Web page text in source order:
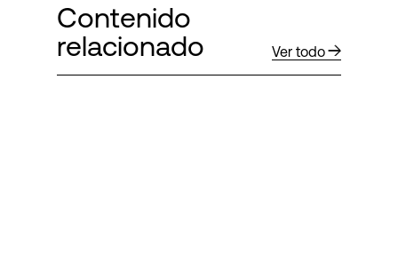
Contenido
relacionado
Ver todo